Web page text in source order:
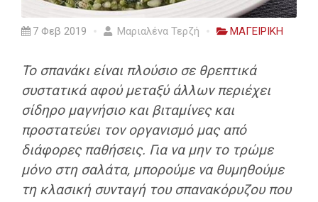
7 Φεβ 2019 Μαριαλένα Τερζή ΜΑΓΕΙΡΙΚΗ
Το σπανάκι είναι πλούσιο σε θρεπτικά
συστατικά αφού μεταξύ άλλων περιέχει
σίδηρο μαγνήσιο και βιταμίνες και
προστατεύει τον οργανισμό μας από
διάφορες παθήσεις. Για να μην το τρώμε
μόνο στη σαλάτα, μπορούμε να θυμηθούμε
τη κλασική συνταγή του σπανακόρυζου που